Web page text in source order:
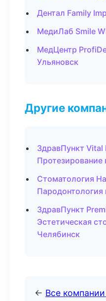
Дентал Family
МедиЛаб Smile
МедЦентр
Ульяновск
Другие
ЗдравПункт
Протезирование
Стоматология
Пародонтология
ЗдравПункт
Эстетическая
Челябинск
← Все